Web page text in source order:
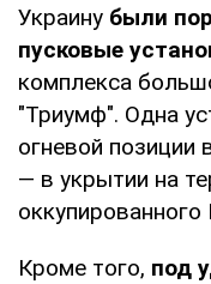
Украину были
пусковые
комплекса
"Триумф". Одна
огневой позиции
— в укрытии на
Кроме того, под